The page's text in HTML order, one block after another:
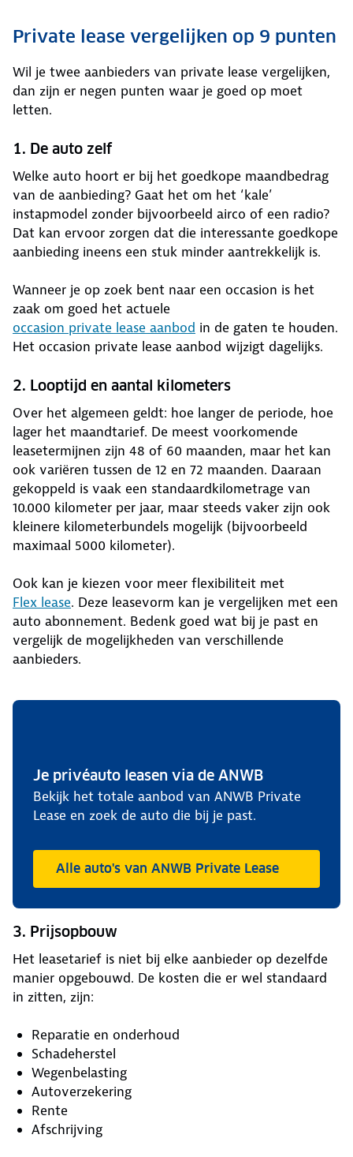
Private lease vergelijken op 9 punten
Wil je twee aanbieders van private lease vergelijken,
dan zijn er negen punten waar je goed op moet
letten.
1. De auto zelf
Welke auto hoort er bij het goedkope maandbedrag
van de aanbieding? Gaat het om het ‘kale’
instapmodel zonder bijvoorbeeld airco of een radio?
Dat kan ervoor zorgen dat die interessante goedkope
aanbieding ineens een stuk minder aantrekkelijk is.
Wanneer je op zoek bent naar een occasion is het
zaak om goed het actuele
occasion private lease aanbod in de gaten te houden.
Het occasion private lease aanbod wijzigt dagelijks.
2. Looptijd en aantal kilometers
Over het algemeen geldt: hoe langer de periode, hoe
lager het maandtarief. De meest voorkomende
leasetermijnen zijn 48 of 60 maanden, maar het kan
ook variëren tussen de 12 en 72 maanden. Daaraan
gekoppeld is vaak een standaardkilometrage van
10.000 kilometer per jaar, maar steeds vaker zijn ook
kleinere kilometerbundels mogelijk (bijvoorbeeld
maximaal 5000 kilometer).
Ook kan je kiezen voor meer flexibiliteit met
Flex lease. Deze leasevorm kan je vergelijken met een
auto abonnement. Bedenk goed wat bij je past en
vergelijk de mogelijkheden van verschillende
aanbieders.
Je privéauto leasen via de ANWB
Bekijk het totale aanbod van ANWB Private
Lease en zoek de auto die bij je past.
Alle auto's van ANWB Private Lease
3. Prijsopbouw
Het leasetarief is niet bij elke aanbieder op dezelfde
manier opgebouwd. De kosten die er wel standaard
in zitten, zijn:
Reparatie en onderhoud
Schadeherstel
Wegenbelasting
Autoverzekering
Rente
Afschrijving